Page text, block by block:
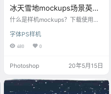
冰天雪地mockups场景英文
艺术样机
什么是样机mockups？下载使用这
样机，快速生成提高你的工作效
率，每一个样机素材高清可印刷，
是我们精心筛选，助你打造炫酷文
足设计师对mockups样机素材的各
种需求。
字体PS样机
480 0
Photoshop 20年5月15日